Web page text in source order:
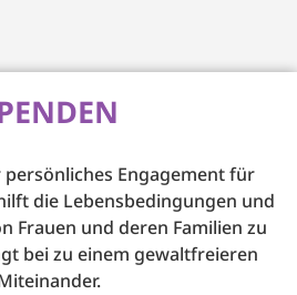
persönliches Engagement für
die Lebensbedingungen und
Frauen und deren Familien zu
bei zu einem gewaltfreieren